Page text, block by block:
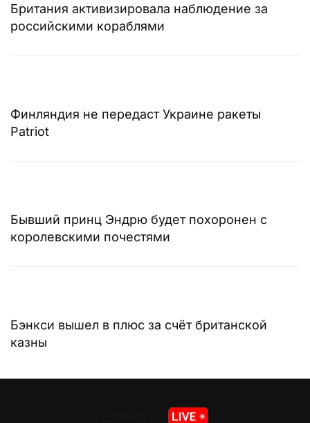
Британия активизировала наблюдение за
российскими кораблями
Финляндия не передаст Украине ракеты
Patriot
Бывший принц Эндрю будет похоронен с
королевскими почестями
Бэнкси вышел в плюс за счёт британской
казны